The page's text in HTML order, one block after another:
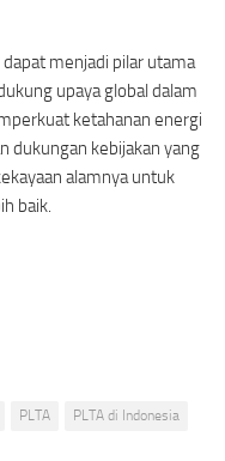
dapat menjadi pilar utama
upaya global dalam
ketahanan energi
dukungan kebijakan yang
alamnya untuk
baik.
PLTA PLTA di Indonesia